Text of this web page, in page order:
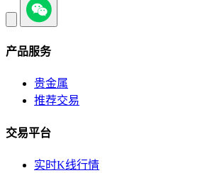
产品服务
贵金属
推荐交易
交易平台
实时K线行情